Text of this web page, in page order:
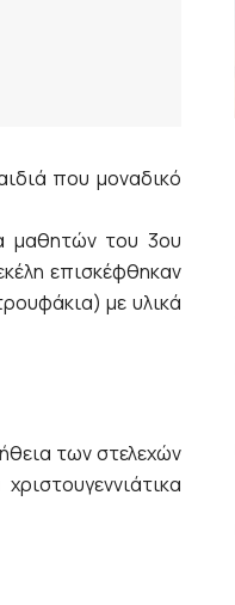
που μοναδικό
μαθητών του 3ου
επισκέφθηκαν
με υλικά
των στελεχών